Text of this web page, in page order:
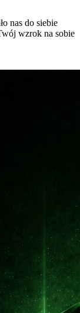
nas do siebie
wzrok na sobie